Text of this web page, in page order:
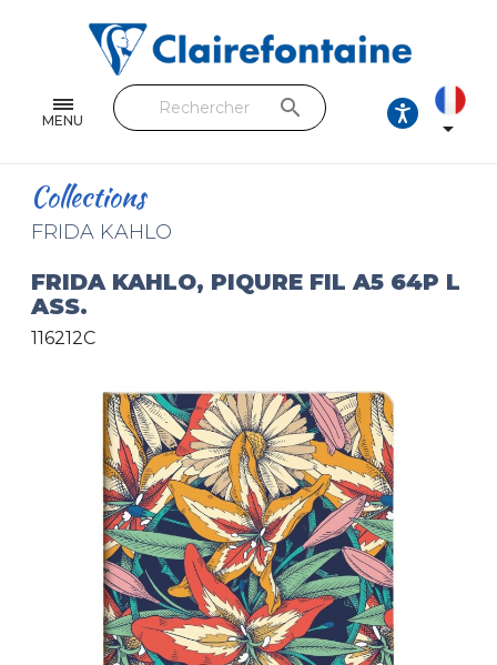
MENU
Feuilles & Copies
Beaux-arts & Dessin
Loisirs créatifs
Cuir & trousses
Toutes les collections
search

Collections
FRIDA KAHLO
FRIDA KAHLO, PIQURE FIL A5 64P L
ASS.
116212C